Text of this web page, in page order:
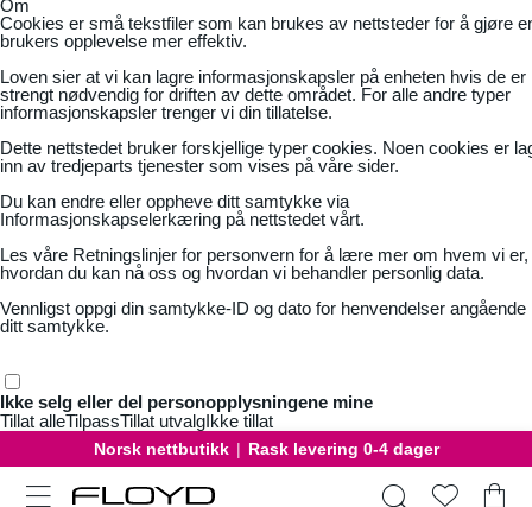
Om
Cookies er små tekstfiler som kan brukes av nettsteder for å gjøre
brukers opplevelse mer effektiv.
Loven sier at vi kan lagre informasjonskapsler på enheten hvis de er
strengt nødvendig for driften av dette området. For alle andre typer
informasjonskapsler trenger vi din tillatelse.
Dette nettstedet bruker forskjellige typer cookies. Noen cookies er
inn av tredjeparts tjenester som vises på våre sider.
Du kan endre eller oppheve ditt samtykke via
Informasjonskapselerkæring på nettstedet vårt.
Les våre Retningslinjer for personvern for å lære mer om hvem vi er,
hvordan du kan nå oss og hvordan vi behandler personlig data.
Vennligst oppgi din samtykke-ID og dato for henvendelser angående
ditt samtykke.
Ikke selg eller del personopplysningene mine
Tillat alleTilpassTillat utvalgIkke tillat
Gratis bytte 30 dager åpent kjøp